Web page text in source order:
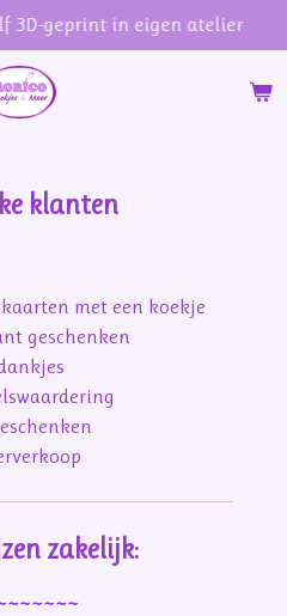
3D-geprint in eigen atelier
klanten
met een koekje
geschenken
zakelijk: